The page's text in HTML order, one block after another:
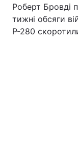
Роберт Бровді
тижні обсяги
Р-280